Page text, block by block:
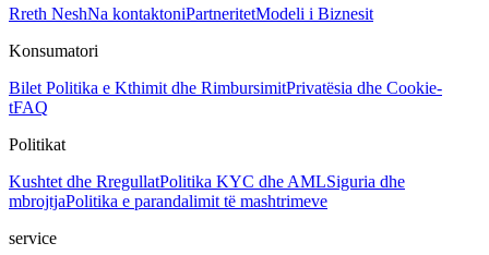
Rreth NeshNa kontaktoniPartneritetModeli i Biznesit
Konsumatori
Bilet Politika e Kthimit dhe RimbursimitPrivatësia dhe Cookie-
tFAQ
Politikat
Kushtet dhe RregullatPolitika KYC dhe AMLSiguria dhe
mbrojtjaPolitika e parandalimit të mashtrimeve
service